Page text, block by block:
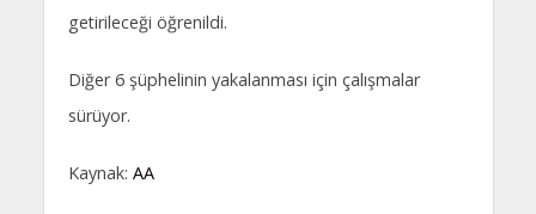
getirileceği öğrenildi.
Diğer 6 şüphelinin yakalanması için çalışmalar
sürüyor.
Kaynak: AA